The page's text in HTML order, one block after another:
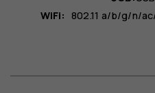
WiFi: 802.11 a/b/g/n/